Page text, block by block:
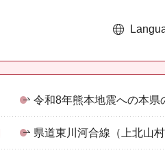
令和8年熊本地震への本県
県道東川河合線（上北山